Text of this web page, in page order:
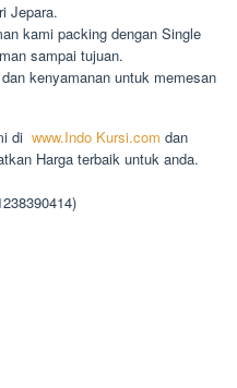
Jepara.
kami packing dengan Single
sampai tujuan.
kenyamanan untuk memesan
di www.Indo Kursi.com dan
Harga terbaik untuk anda.